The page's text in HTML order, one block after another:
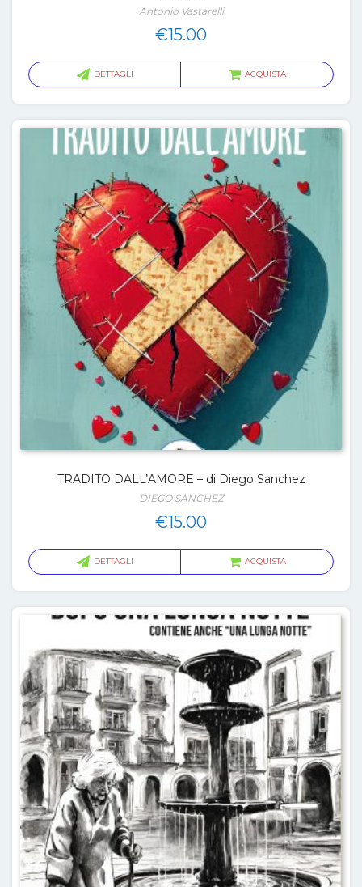
Antonio Vastarelli
€15.00
DETTAGLI ACQUISTA
TRADITO DALL’AMORE – di Diego Sanchez
DIEGO SANCHEZ
€15.00
DETTAGLI ACQUISTA